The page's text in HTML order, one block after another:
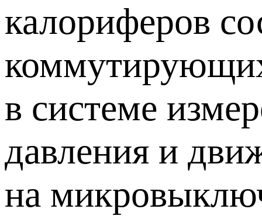
калориферов
в системе
давления и
на